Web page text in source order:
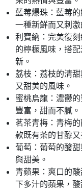
藍莓爆珠：藍莓
一種新鮮而又刺激
利寶納：完美復
的檸檬風味，搭
新。
荔枝：荔枝的清
又甜美的風味。
蜜桃烏龍：濃鬱
豐富，甜而不膩。
茗茶青梅：青梅
款既有茶的甘醇
葡萄：葡萄的酸
與甜美。
青蘋果：爽口的
下多汁的蘋果，